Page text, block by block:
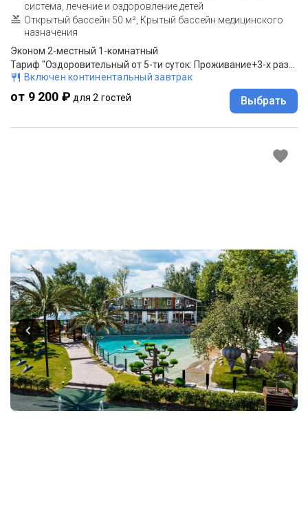
система, лечение и оздоровление детей
Открытый бассейн 50 м², Крытый бассейн медицинского
назначения
Эконом 2-местный 1-комнатный
Тариф "Оздоровительный от 5-ти суток: Проживание+3-х разовое питание,лечебное плавание (бассейн с минеральной водой) 1 час в сутки в дневное время.
Включен континентальный завтрак
от 9 200 ₽ для 2 гостей Выбрать